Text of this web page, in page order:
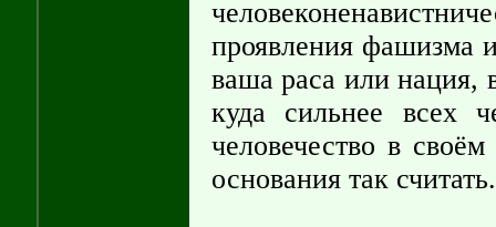
проявления
ваша раса или нация,
куда сильнее всех
человечество в
основания так считать.